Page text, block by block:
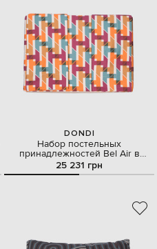
DONDI
Набор постельных
принадлежностей Bel Air в
геометрический узор
25 231 грн